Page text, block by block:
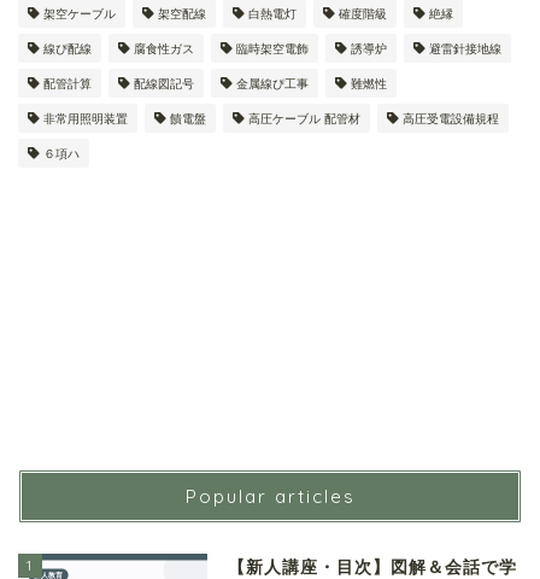
架空ケーブル 架空配線 白熱電灯 確度階級 絶縁
線ぴ配線 腐食性ガス 臨時架空電飾 誘導炉 避雷針接地線
配管計算 配線図記号 金属線ぴ工事 難燃性
非常用照明装置 饋電盤 高圧ケーブル 配管材 高圧受電設備規程
６項ハ
Popular articles
1
【新人講座・目次】図解＆会話で学